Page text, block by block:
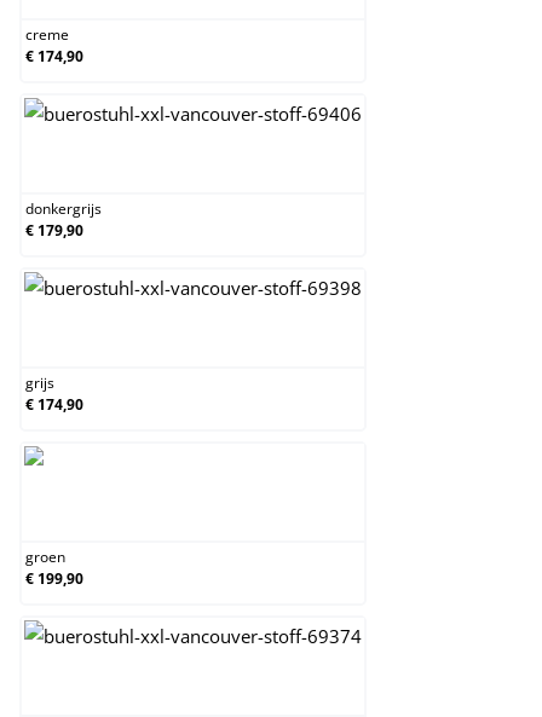
creme
€ 174,90
donkergrijs
€ 179,90
grijs
€ 174,90
groen
€ 199,90